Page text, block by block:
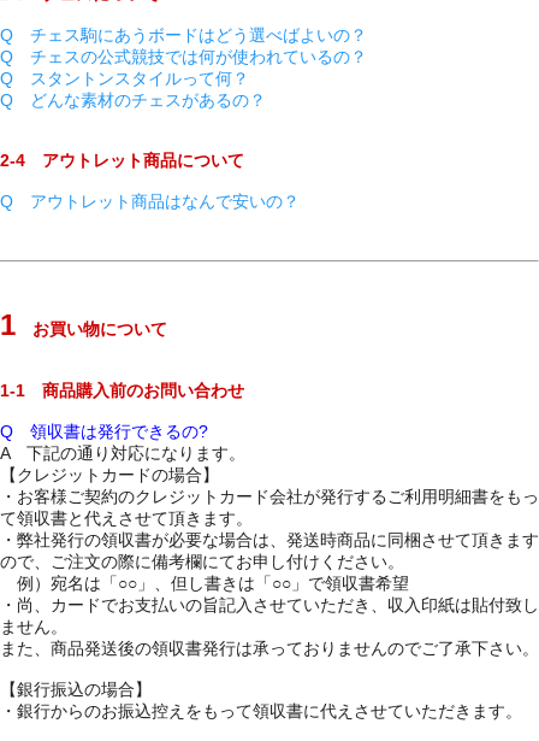
Q チェス駒にあうボードはどう選べばよいの？
Q チェスの公式競技では何が使われているの？
Q スタントンスタイルって何？
Q どんな素材のチェスがあるの？
2-4 アウトレット商品について
Q アウトレット商品はなんで安いの？
1 お買い物について
1-1 商品購入前のお問い合わせ
Q 領収書は発行できるの?
A 下記の通り対応になります。
【クレジットカードの場合】
・お客様ご契約のクレジットカード会社が発行するご利用明細書をもっ
て領収書と代えさせて頂きます。
・弊社発行の領収書が必要な場合は、発送時商品に同梱させて頂きます
ので、ご注文の際に備考欄にてお申し付けください。
例）宛名は「○○」、但し書きは「○○」で領収書希望
・尚、カードでお支払いの旨記入させていただき、収入印紙は貼付致し
ません。
また、商品発送後の領収書発行は承っておりませんのでご了承下さい。
【銀行振込の場合】
・銀行からのお振込控えをもって領収書に代えさせていただきます。